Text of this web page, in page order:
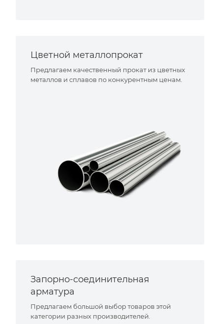
Цветной металлопрокат
Предлагаем качественный прокат из цветных
металлов и сплавов по конкурентным ценам.
Запорно-соединительная
арматура
Предлагаем большой выбор товаров этой
категории разных производителей.